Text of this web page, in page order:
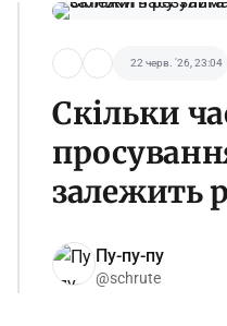
22 черв. '26, 23:04
Скільки
залежить
Пу-пу-пу
@schrute